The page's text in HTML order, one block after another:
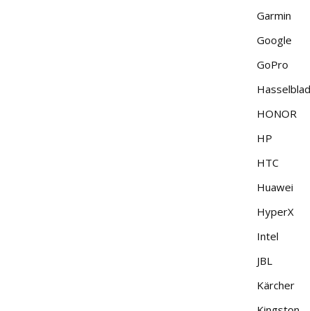
Garmin
Google
GoPro
Hasselblad
HONOR
HP
HTC
Huawei
HyperX
Intel
JBL
Kärcher